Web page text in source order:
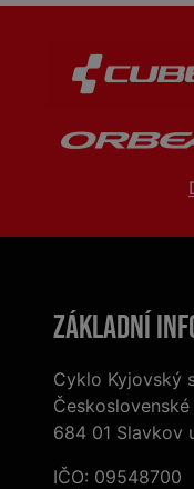
Základní
Cyklo Kyjovský
Československé
684 01 Slavkov
IČO: 09548700